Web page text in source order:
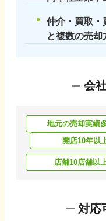
仲介・買取・
と複数の売却
会
地元の売却実績
開店10年以
店舗10店舗以
対応